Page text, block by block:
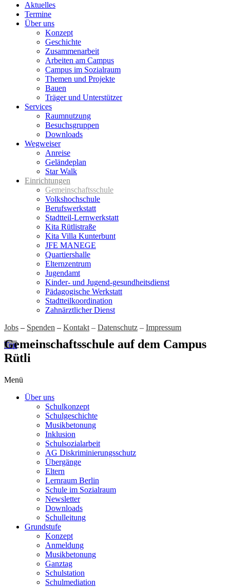
Aktuelles
Termine
Über uns
Konzept
Geschichte
Zusammenarbeit
Arbeiten am Campus
Campus im Sozialraum
Themen und Projekte
Bauen
Träger und Unterstützer
Services
Raumnutzung
Besuchsgruppen
Downloads
Wegweiser
Anreise
Geländeplan
Star Walk
Einrichtungen
Gemeinschaftsschule
Volkshochschule
Berufswerkstatt
Stadtteil-Lernwerkstatt
Kita Rütlistraße
Kita Villa Kunterbunt
JFE MANEGE
Quartiershalle
Elternzentrum
Jugendamt
Kinder- und Jugend-gesundheitsdienst
Pädagogische Werkstatt
Stadtteilkoordination
Zahnärztlicher Dienst
Jobs – Spenden – Kontakt – Datenschutz – Impressum
Top
Gemeinschaftsschule auf dem Campus
Rütli
Menü
Über uns
Schulkonzept
Schulgeschichte
Musikbetonung
Inklusion
Schulsozialarbeit
AG Diskriminierungsschutz
Übergänge
Eltern
Lernraum Berlin
Schule im Sozialraum
Newsletter
Downloads
Schulleitung
Grundstufe
Konzept
Anmeldung
Musikbetonung
Ganztag
Schulstation
Schulmediation